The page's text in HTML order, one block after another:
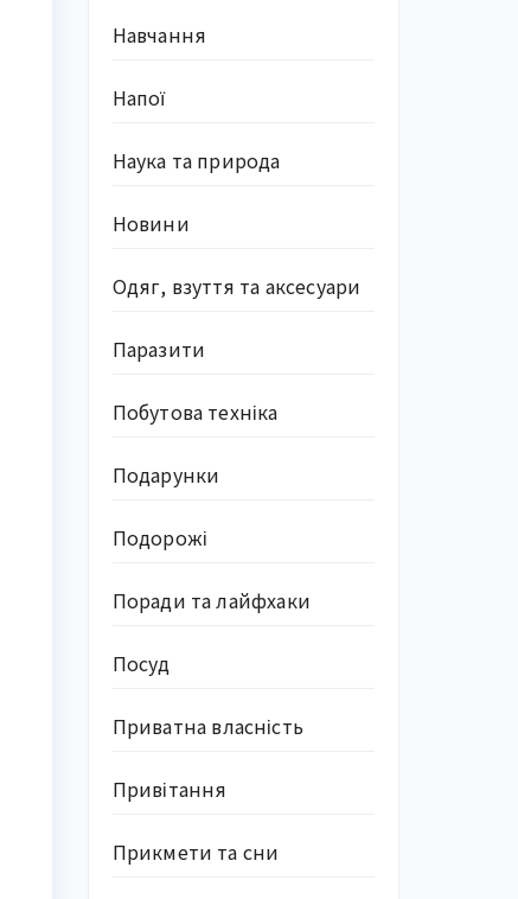
Навчання
Напої
Наука та природа
Новини
Одяг, взуття та аксесуари
Паразити
Побутова техніка
Подарунки
Подорожі
Поради та лайфхаки
Посуд
Приватна власність
Привітання
Прикмети та сни